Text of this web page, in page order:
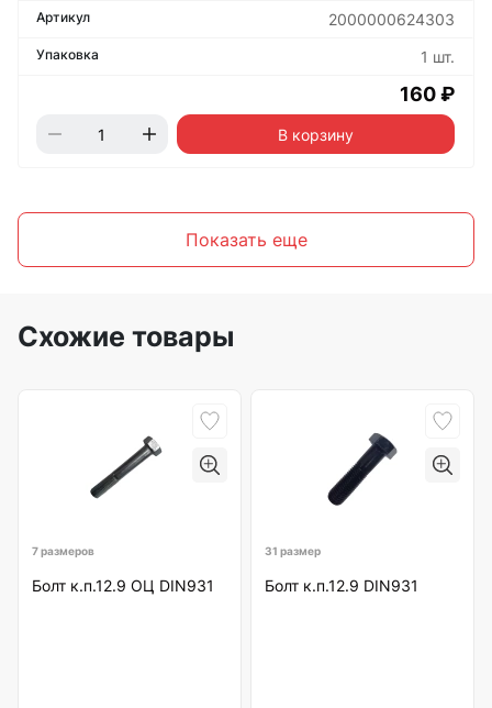
2000000624303
1 шт.
160 ₽
В корзину
Показать еще
Схожие товары
7 размеров
Болт к.п.12.9 ОЦ DIN931
31 размер
Болт к.п.12.9 DIN931